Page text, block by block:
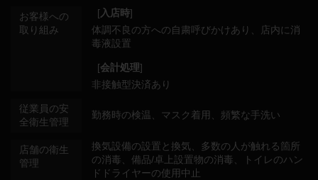
お客様への
取り組み
[入店時]
体調不良の方への自粛呼びかけあり
店内に消
毒液設置
[会計処理]
非接触型決済あり
従業員の安
全衛生管理
勤務時の検温 マスク着用 頻繁な手洗い
店舗の衛生
管理
換気設備の設置と換気
多数の人が触れる箇所
の消毒
備品/卓上設置物の消毒
トイレのハン
ドドライヤーの使用中止